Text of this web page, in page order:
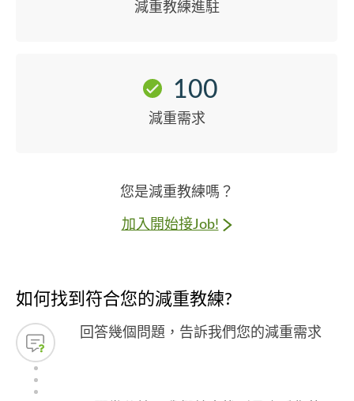
減重教練進駐
100
減重需求
您是減重教練嗎？
加入開始接Job!
如何找到符合您的減重教練?
回答幾個問題，告訴我們您的減重需求